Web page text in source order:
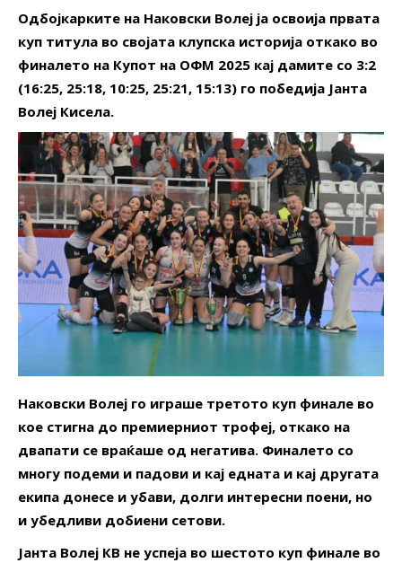
Одбојкарките на Наковски Волеј ја освоија првата
куп титула во својата клупска историја откако во
финалето на Купот на ОФМ 2025 кај дамите со 3:2
(16:25, 25:18, 10:25, 25:21, 15:13) го победија Јанта
Волеј Кисела.
Наковски Волеј го играше третото куп финале во
кое стигна до премиерниот трофеј, откако на
двапати се враќаше од негатива. Финалето со
многу подеми и падови и кај едната и кај другата
екипа донесе и убави, долги интересни поени, но
и убедливи добиени сетови.
Јанта Волеј КВ не успеја во шестото куп финале во